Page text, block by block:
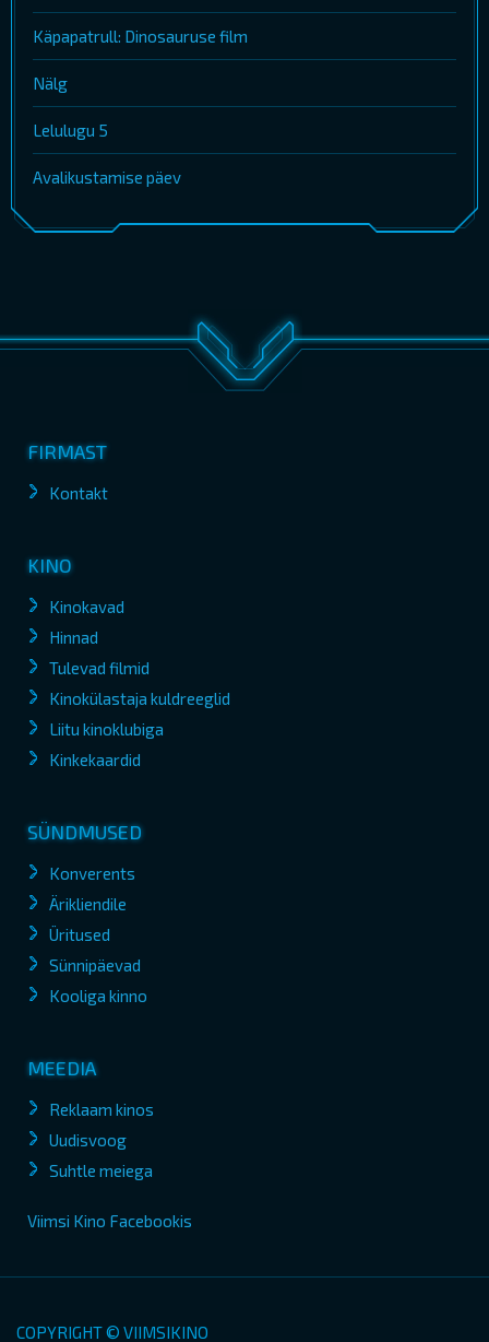
Käpapatrull: Dinosauruse film
Nälg
Lelulugu 5
Avalikustamise päev
FIRMAST
Kontakt
KINO
Kinokavad
Hinnad
Tulevad filmid
Kinokülastaja kuldreeglid
Liitu kinoklubiga
Kinkekaardid
SÜNDMUSED
Konverents
Ärikliendile
Üritused
Sünnipäevad
Kooliga kinno
MEEDIA
Reklaam kinos
Uudisvoog
Suhtle meiega
Viimsi Kino Facebookis
COPYRIGHT © VIIMSIKINO